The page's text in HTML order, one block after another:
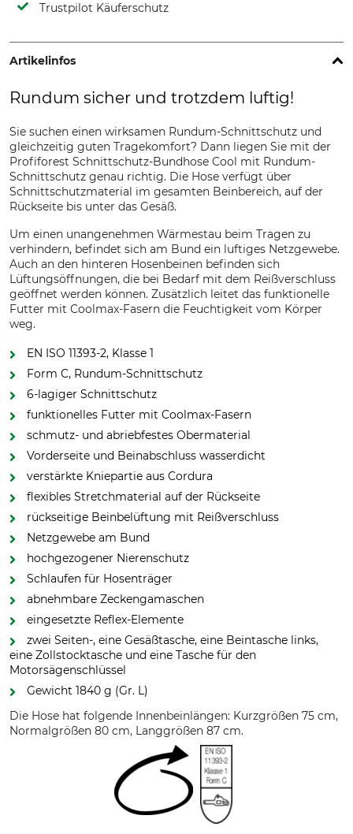
Trustpilot Käuferschutz
Artikelinfos
Rundum sicher und trotzdem luftig!
Sie suchen einen wirksamen Rundum-Schnittschutz und
gleichzeitig guten Tragekomfort? Dann liegen Sie mit der
Profiforest Schnittschutz-Bundhose Cool mit Rundum-
Schnittschutz genau richtig. Die Hose verfügt über
Schnittschutzmaterial im gesamten Beinbereich, auf der
Rückseite bis unter das Gesäß.
Um einen unangenehmen Wärmestau beim Tragen zu
verhindern, befindet sich am Bund ein luftiges Netzgewebe.
Auch an den hinteren Hosenbeinen befinden sich
Lüftungsöffnungen, die bei Bedarf mit dem Reißverschluss
geöffnet werden können. Zusätzlich leitet das funktionelle
Futter mit Coolmax-Fasern die Feuchtigkeit vom Körper
weg.
EN ISO 11393-2, Klasse 1
Form C, Rundum-Schnittschutz
6-lagiger Schnittschutz
funktionelles Futter mit Coolmax-Fasern
schmutz- und abriebfestes Obermaterial
Vorderseite und Beinabschluss wasserdicht
verstärkte Kniepartie aus Cordura
flexibles Stretchmaterial auf der Rückseite
rückseitige Beinbelüftung mit Reißverschluss
Netzgewebe am Bund
hochgezogener Nierenschutz
Schlaufen für Hosenträger
abnehmbare Zeckengamaschen
eingesetzte Reflex-Elemente
zwei Seiten-, eine Gesäßtasche, eine Beintasche links,
eine Zollstocktasche und eine Tasche für den
Motorsägenschlüssel
Gewicht 1840 g (Gr. L)
Die Hose hat folgende Innenbeinlängen: Kurzgrößen 75 cm,
Normalgrößen 80 cm, Langgrößen 87 cm.